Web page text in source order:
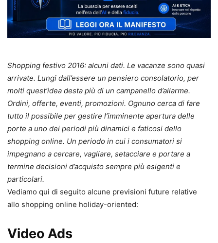
Shopping festivo 2016: alcuni dati. Le vacanze sono quasi
arrivate. Lungi dall’essere un pensiero consolatorio, per
molti quest’idea desta più di un campanello d’allarme.
Ordini, offerte, eventi, promozioni. Ognuno cerca di fare
tutto il possibile per gestire l’imminente apertura delle
porte a uno dei periodi più dinamici e faticosi dello
shopping online. Un periodo in cui i consumatori si
impegnano a cercare, vagliare, setacciare e portare a
termine decisioni d’acquisto sempre più esigenti e
particolari.
Vediamo qui di seguito alcune previsioni future relative
allo shopping online holiday-oriented:
Video Ads